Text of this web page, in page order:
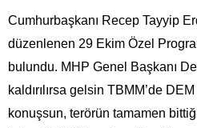
Cumhurbaşkanı Recep Tayyip
düzenlenen 29 Ekim Özel
bulundu. MHP Genel Başkanı
kaldırılırsa gelsin TBMM’de
konuşsun, terörün tamamen